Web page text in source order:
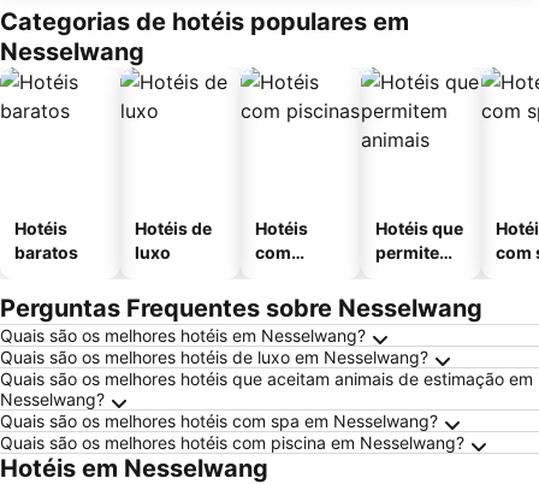
Categorias de hotéis populares em
Nesselwang
Hotéis
baratos
Hotéis de
luxo
Hotéis
com
Hotéis que
permitem
com
Perguntas Frequentes sobre Nesselwang
Quais são os melhores hotéis em Nesselwang?
Quais são os melhores hotéis de luxo em Nesselwang?
Quais são os melhores hotéis que aceitam animais de estimação em
Nesselwang?
Quais são os melhores hotéis com spa em Nesselwang?
Quais são os melhores hotéis com piscina em Nesselwang?
Hotéis em Nesselwang